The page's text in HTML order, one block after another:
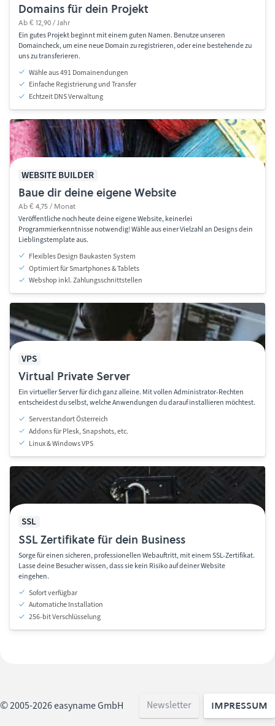
Domains für dein Projekt
Ab € 12,90 / Jahr
Ein gutes Projekt beginnt mit einem guten Namen. Benutze unseren
Domaincheck, um eine neue Domain zu registrieren, oder eine bestehende zu
uns zu transferieren.
Wähle aus 491 Domainendungen
Einfache Registrierung und Transfer
Echtzeit DNS Verwaltung
WEBSITE BUILDER
Baue dir deine eigene Website
Ab € 4,75 / Monat
Veröffentliche noch heute deine eigene Website, keinerlei
Programmierkenntnisse notwendig! Wähle aus einer Vielzahl an Designs dein
Lieblingstemplate aus.
Flexibles Design Baukasten System
Optimiert für Smartphones & Tablets
Webshop inkl. Zahlungsschnittstellen
VPS
Virtual Private Server
Ein virtueller Server für dich ganz alleine. Mit vollen Administrator-Rechten
entscheidest du selbst, welche Anwendungen du darauf installieren möchtest.
Serverstandort Österreich
Addons für Plesk, Snapshots, etc.
Linux & Windows VPS
SSL
SSL Zertifikate für dein Business
Sorge für einen sicheren, professionellen Webauftritt, mit einem SSL-Zertifikat.
Lasse deine Besucher wissen, dass sie kein Risiko auf deiner Website
eingehen.
Sofort verfügbar
Automatiche Installation
256-bit Verschlüsselung
© 2005-2026 easyname GmbH Newsletter Impressum